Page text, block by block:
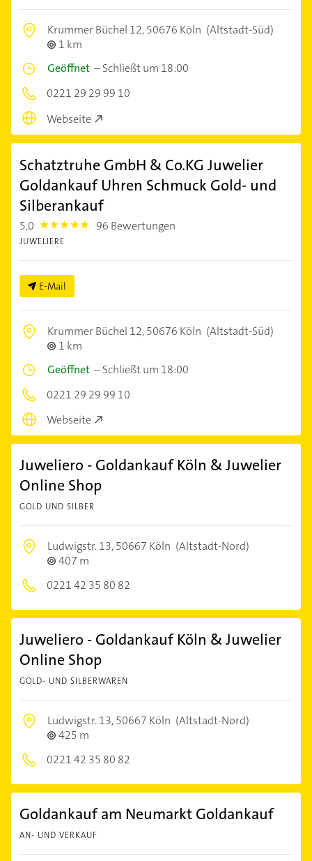
Krummer Büchel 12,50676 Köln (Altstadt-Süd)
1 km
Geöffnet –Schließt um 18:00
0221 29 29 99 10
Webseite
Schatztruhe GmbH & Co.KG Juwelier
Goldankauf Uhren Schmuck Gold- und
Silberankauf
5,0 5.0 96 Bewertungen
JUWELIERE
E-Mail
Krummer Büchel 12,50676 Köln (Altstadt-Süd)
1 km
Geöffnet –Schließt um 18:00
0221 29 29 99 10
Webseite
Juweliero - Goldankauf Köln & Juwelier
Online Shop
GOLD UND SILBER
Ludwigstr. 13,50667 Köln (Altstadt-Nord)
407 m
0221 42 35 80 82
Juweliero - Goldankauf Köln & Juwelier
Online Shop
GOLD- UND SILBERWAREN
Ludwigstr. 13,50667 Köln (Altstadt-Nord)
425 m
0221 42 35 80 82
Goldankauf am Neumarkt Goldankauf
AN- UND VERKAUF